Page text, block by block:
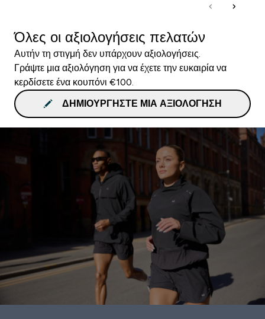
Όλες οι αξιολογήσεις πελατών
Αυτήν τη στιγμή δεν υπάρχουν αξιολογήσεις.
Γράψτε μια αξιολόγηση για να έχετε την ευκαιρία να
κερδίσετε ένα κουπόνι €100.
ΔΗΜΙΟΥΡΓΉΣΤΕ ΜΙΑ ΑΞΙΟΛΌΓΗΣΗ